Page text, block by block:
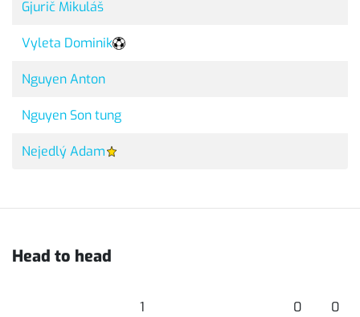
Gjurič Mikuláš
Vyleta Dominik
Nguyen Anton
Nguyen Son tung
Nejedlý Adam
Head to head
1
0
0